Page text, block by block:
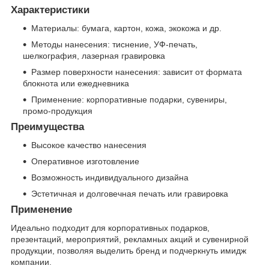
Характеристики
Материалы: бумага, картон, кожа, экокожа и др.
Методы нанесения: тиснение, УФ-печать,
шелкография, лазерная гравировка
Размер поверхности нанесения: зависит от формата
блокнота или ежедневника
Применение: корпоративные подарки, сувениры,
промо-продукция
Преимущества
Высокое качество нанесения
Оперативное изготовление
Возможность индивидуального дизайна
Эстетичная и долговечная печать или гравировка
Применение
Идеально подходит для корпоративных подарков,
презентаций, мероприятий, рекламных акций и сувенирной
продукции, позволяя выделить бренд и подчеркнуть имидж
компании.